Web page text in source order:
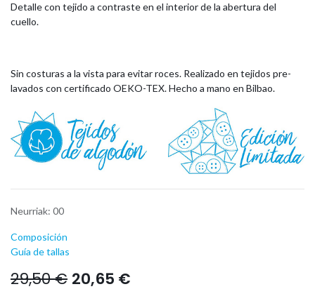
Detalle con tejido a contraste en el interior de la abertura del
cuello.
Sin costuras a la vista para evitar roces. Realizado en tejidos pre-
lavados con certificado OEKO-TEX. Hecho a mano en Bilbao.
Neurriak: 00
Composición
Guía de tallas
29,50€ 20,65 €